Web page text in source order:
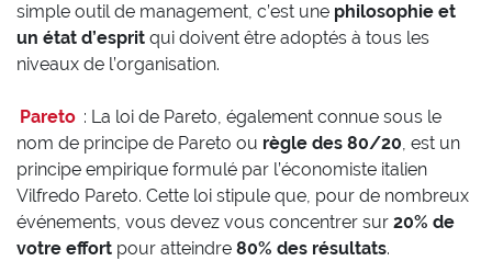
simple outil de management, c’est une philosophie et
un état d’esprit qui doivent être adoptés à tous les
niveaux de l’organisation.
Pareto : La loi de Pareto, également connue sous le
nom de principe de Pareto ou règle des 80/20, est un
principe empirique formulé par l’économiste italien
Vilfredo Pareto. Cette loi stipule que, pour de nombreux
événements, vous devez vous concentrer sur 20% de
votre effort pour atteindre 80% des résultats.